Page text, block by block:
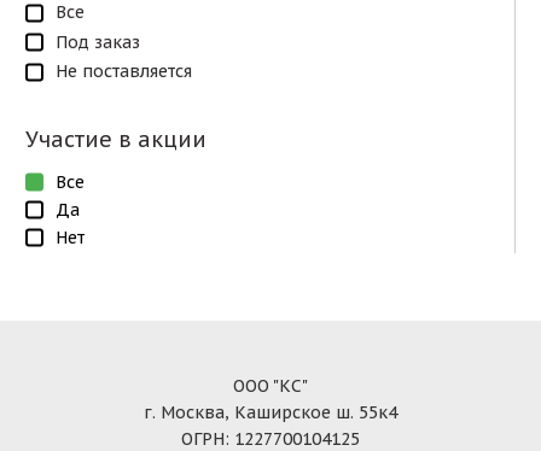
Все
Под заказ
Не поставляется
Участие в акции
Все
Да
Нет
ООО "КС"
г. Москва, Каширское ш. 55к4
ОГРН: 1227700104125